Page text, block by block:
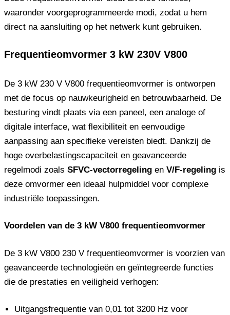
waaronder voorgeprogrammeerde modi, zodat u hem
direct na aansluiting op het netwerk kunt gebruiken.
Frequentieomvormer 3 kW 230V V800
De 3 kW 230 V V800 frequentieomvormer is ontworpen
met de focus op nauwkeurigheid en betrouwbaarheid. De
besturing vindt plaats via een paneel, een analoge of
digitale interface, wat flexibiliteit en eenvoudige
aanpassing aan specifieke vereisten biedt. Dankzij de
hoge overbelastingscapaciteit en geavanceerde
regelmodi zoals SFVC-vectorregeling en V/F-regeling is
deze omvormer een ideaal hulpmiddel voor complexe
industriële toepassingen.
Voordelen van de 3 kW V800 frequentieomvormer
De 3 kW V800 230 V frequentieomvormer is voorzien van
geavanceerde technologieën en geïntegreerde functies
die de prestaties en veiligheid verhogen:
Uitgangsfrequentie van 0,01 tot 3200 Hz voor